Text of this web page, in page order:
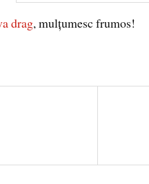
drag, mulţumesc frumos!